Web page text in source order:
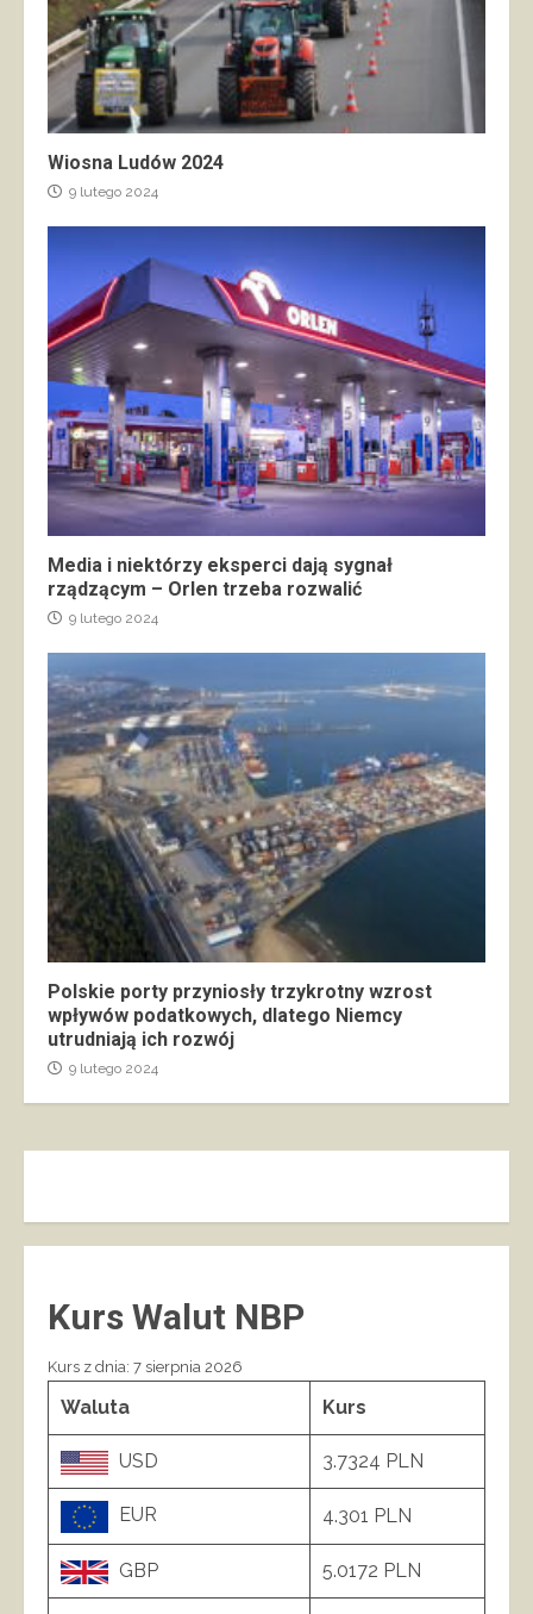
Wiosna Ludów 2024
9 lutego 2024
Media i niektórzy eksperci dają sygnał
rządzącym – Orlen trzeba rozwalić
9 lutego 2024
Polskie porty przyniosły trzykrotny wzrost
wpływów podatkowych, dlatego Niemcy
utrudniają ich rozwój
9 lutego 2024
Kurs Walut NBP
Kurs z dnia: 7 sierpnia 2026
Waluta Kurs
USD 3.7324 PLN
EUR 4.301 PLN
GBP 5.0172 PLN